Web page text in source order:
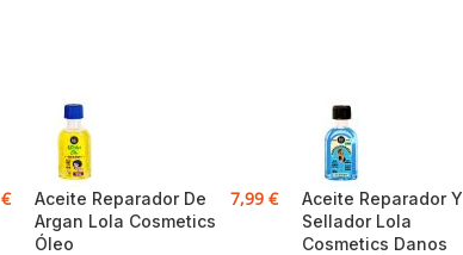
€
Aceite Reparador De
Argan Lola Cosmetics
Óleo
7,99 €
Aceite Reparador Y
Sellador Lola
Cosmetics Danos